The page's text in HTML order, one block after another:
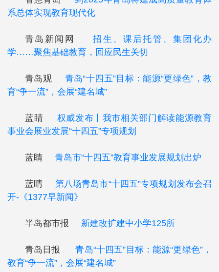
系总体实现教育现代化
青岛新闻网招生、课后托管、集团化办
学……聚焦基础教育，回应民生关切
青岛观 青岛“十四五”目标：能源“更绿色”，教
育“争一流”，会展“建名城”
蓝睛 权威发布丨我市相关部门解读能源教育
事业会展业发展“十四五”专项规划
蓝睛 青岛市“十四五”教育事业发展规划出炉
蓝睛 第八场青岛市“十四五”专项规划发布会召
开-《1377早新闻》
半岛都市报 新建改扩建中小学125所
青岛日报青岛“十四五”目标：能源“更绿色”，
教育“争一流”，会展“建名城”